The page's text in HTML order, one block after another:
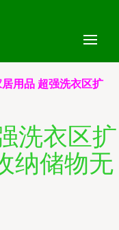
用品 超强洗衣区扩
洗衣区扩
纳储物无